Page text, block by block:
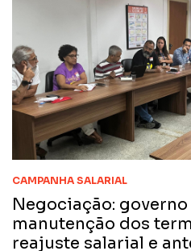
CAMPANHA SALARIAL
Negociação:
manutenção dos
reajuste salarial e